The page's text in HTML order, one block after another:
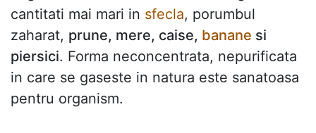
cantitati mai mari in sfecla, porumbul
zaharat, prune, mere, caise, banane si
piersici. Forma neconcentrata, nepurificata
in care se gaseste in natura este sanatoasa
pentru organism.